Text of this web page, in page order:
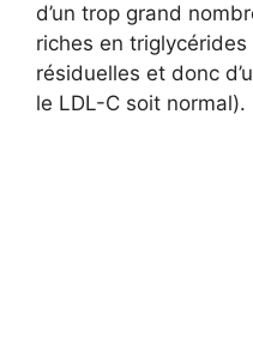
d’un trop grand
riches en
résiduelles et donc
le LDL-C soit normal).